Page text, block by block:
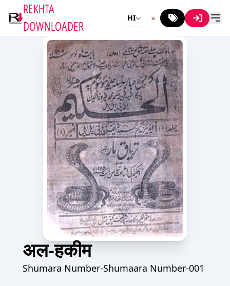
REKHTA
DOWNLOADER
HI
अल-हकीम
Shumara Number-Shumaara Number-001